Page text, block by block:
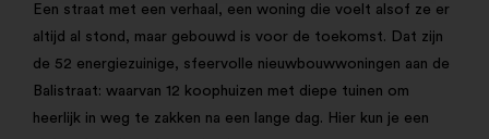
Een straat met een verhaal, een woning die voelt alsof ze er
altijd al stond, maar gebouwd is voor de toekomst. Dat zijn
de 52 energiezuinige, sfeervolle nieuwbouwwoningen aan de
Balistraat: waarvan 12 koophuizen met diepe tuinen om
heerlijk in weg te zakken na een lange dag. Hier kun je een